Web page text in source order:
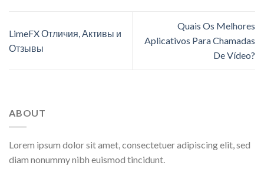
LimeFX Отличия, Активы и
Отзывы
Quais Os Melhores
Aplicativos Para Chamadas
De Vídeo?
ABOUT
Lorem ipsum dolor sit amet, consectetuer adipiscing elit, sed
diam nonummy nibh euismod tincidunt.